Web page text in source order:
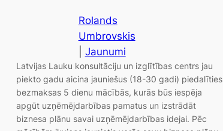
Rolands
Umbrovskis
Jaunumi
Latvijas Lauku konsultāciju un izglītības centrs jau
piekto gadu aicina jauniešus (18-30 gadi) piedalīties
bezmaksas 5 dienu mācībās, kurās būs iespēja
apgūt uzņēmējdarbības pamatus un izstrādāt
biznesa plānu savai uzņēmējdarbības idejai. Pēc